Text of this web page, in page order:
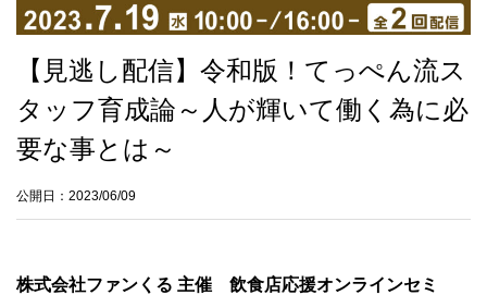
【見逃し配信】令和版！てっぺん流ス
タッフ育成論～人が輝いて働く為に必
要な事とは～
公開日：2023/06/09
株式会社ファンくる 主催 飲食店応援オンラインセミ